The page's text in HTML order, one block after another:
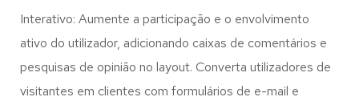
Interativo: Aumente a participação e o envolvimento
ativo do utilizador, adicionando caixas de comentários e
pesquisas de opinião no layout. Converta utilizadores de
visitantes em clientes com formulários de e-mail e